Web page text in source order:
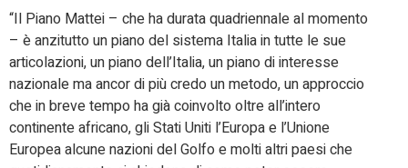
“Il Piano Mattei – che ha durata quadriennale al momento
– è anzitutto un piano del sistema Italia in tutte le sue
articolazioni, un piano dell’Italia, un piano di interesse
nazionale ma ancor di più credo un metodo, un approccio
che in breve tempo ha già coinvolto oltre all’intero
continente africano, gli Stati Uniti l’Europa e l’Unione
Europea alcune nazioni del Golfo e molti altri paesi che